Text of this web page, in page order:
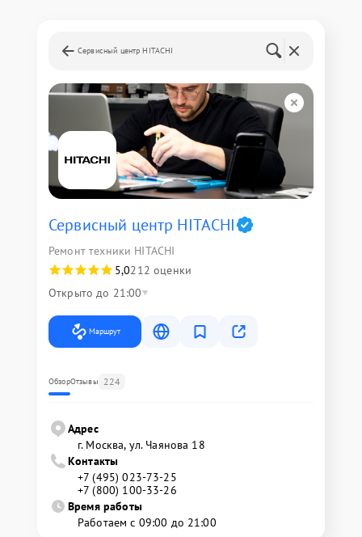
Сервисный центр HITACHI
Сервисный центр HITACHI
Ремонт техники HITACHI
5,0212 оценки
Открыто до 21:00
Маршрут
ОбзорОтзывы 224
Адрес
г. Москва, ул. Чаянова 18
Контакты
+7 (495) 023-73-25
+7 (800) 100-33-26
Время работы
Работаем с 09:00 до 21:00